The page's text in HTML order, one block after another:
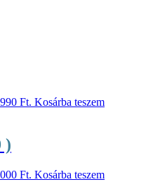
Ft. Kosárba teszem
)
Ft. Kosárba teszem